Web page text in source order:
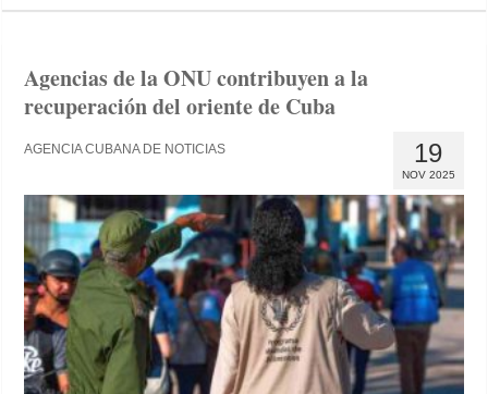
Agencias de la ONU contribuyen a la
recuperación del oriente de Cuba
19
NOV 2025
AGENCIA CUBANA DE NOTICIAS